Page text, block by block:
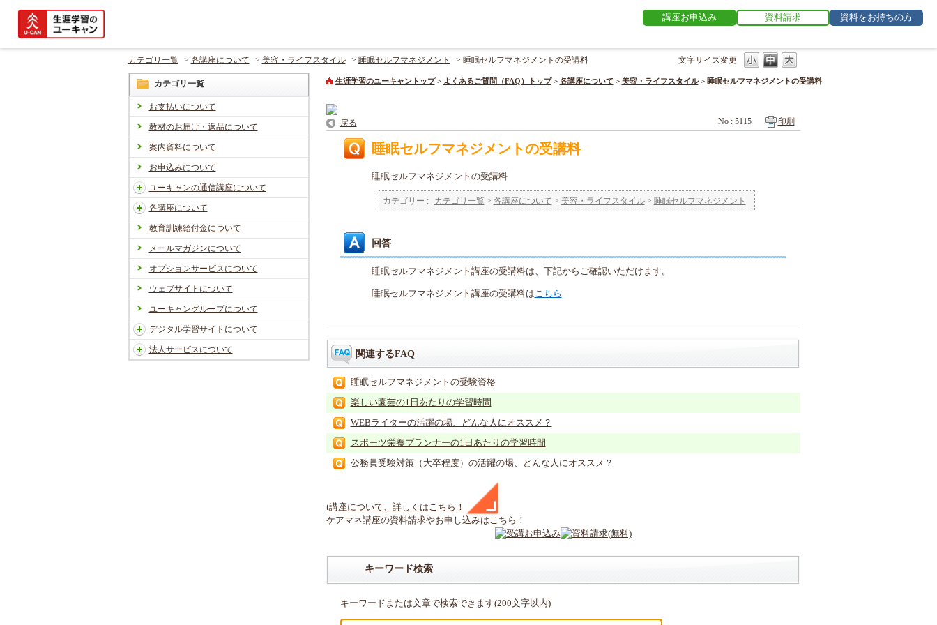
講座お申込み 資料請求 資料をお持ちの方
文字サイズ変更
カテゴリ一覧 > 各講座について > 美容・ライフスタイル > 睡眠セルフマネジメント > 睡眠セルフマネジメントの受講料
カテゴリ一覧
お支払いについて
教材のお届け・返品について
案内資料について
お申込みについて
ユーキャンの通信講座について
各講座について
教育訓練給付金について
メールマガジンについて
オプションサービスについて
ウェブサイトについて
ユーキャングループについて
デジタル学習サイトについて
法人サービスについて
生涯学習のユーキャントップ > よくあるご質問（FAQ）トップ > 各講座について > 美容・ライフスタイル > 睡眠セルフマネジメントの受講料
戻る No : 5115 印刷
睡眠セルフマネジメントの受講料
睡眠セルフマネジメントの受講料
カテゴリー : カテゴリ一覧 > 各講座について > 美容・ライフスタイル> 睡眠セルフマネジメント
回答
睡眠セルフマネジメント講座の受講料は、下記からご確認いただけます。
睡眠セルフマネジメント講座の受講料は こちら
関連するFAQ
睡眠セルフマネジメントの受験資格
楽しい園芸の1日あたりの学習時間
WEBライターの活躍の場、どんな人にオススメ？
スポーツ栄養プランナーの1日あたりの学習時間
公務員受験対策（大卒程度）の活躍の場、どんな人にオススメ？
t講座について、詳しくはこちら！
ケアマネ講座の資料請求やお申し込みはこちら！
キーワード検索
キーワードまたは文章で検索できます(200文字以内)